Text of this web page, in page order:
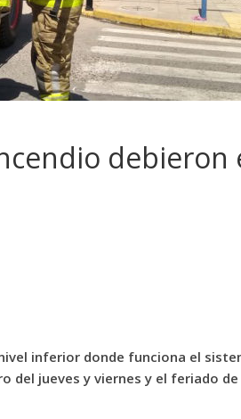
debieron
inferior donde funciona el
del jueves y viernes y el feriado de